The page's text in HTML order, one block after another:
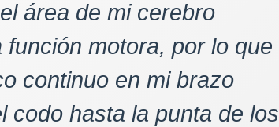
área de mi cerebro
motora, por lo que
continuo en mi brazo
codo hasta la punta de los